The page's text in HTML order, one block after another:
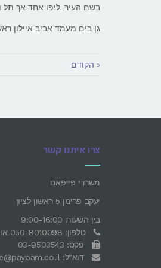
בשם העיר. ליפו אחד אך תל
גן בים מעמד אביב איילון
« הקודם
צרו איתנו קשר
משרדי פייפאם
יעקב פרימן 5 ראשון לציון
בין השעות 9:00-16:00
טלפון: 050-8010098 או 03-9400430
פקס: 03-9503543
דוא"ל: service@paypam.co.il